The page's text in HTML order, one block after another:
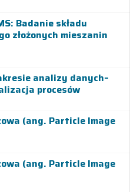
Badanie składu
złożonych mieszanin
analizy danych–
procesów
(ang. Particle Image
(ang. Particle Image